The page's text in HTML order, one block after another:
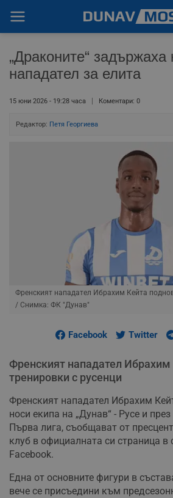
„Драконите“ задържаха
нападател за елита
15 юни 2026 - 19:28 часа Коментари: 0
Редактор: Петя Георгиева
Френският нападател Ибрахим Кейта
/ Снимка: ФК "Дунав"
Facebook Twitter
Френският нападател Ибрахим
тренировки с русенци
Френският нападател Ибрахим
носи екипа на „Дунав“ - Русе и
Първа лига, съобщават от
клуб в официалната си страница
Facebook.
Една от основните фигури в
вече се присъедини към